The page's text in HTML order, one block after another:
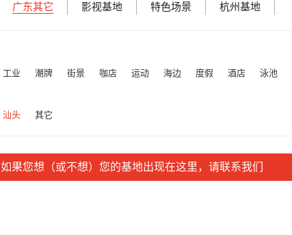
广东其它 影视基地 特色场景 杭州基地
工业 潮牌 街景 咖店 运动 海边 度假 酒店 泳池
汕头 其它
如果您想（或不想）您的基地出现在这里，请联系我们